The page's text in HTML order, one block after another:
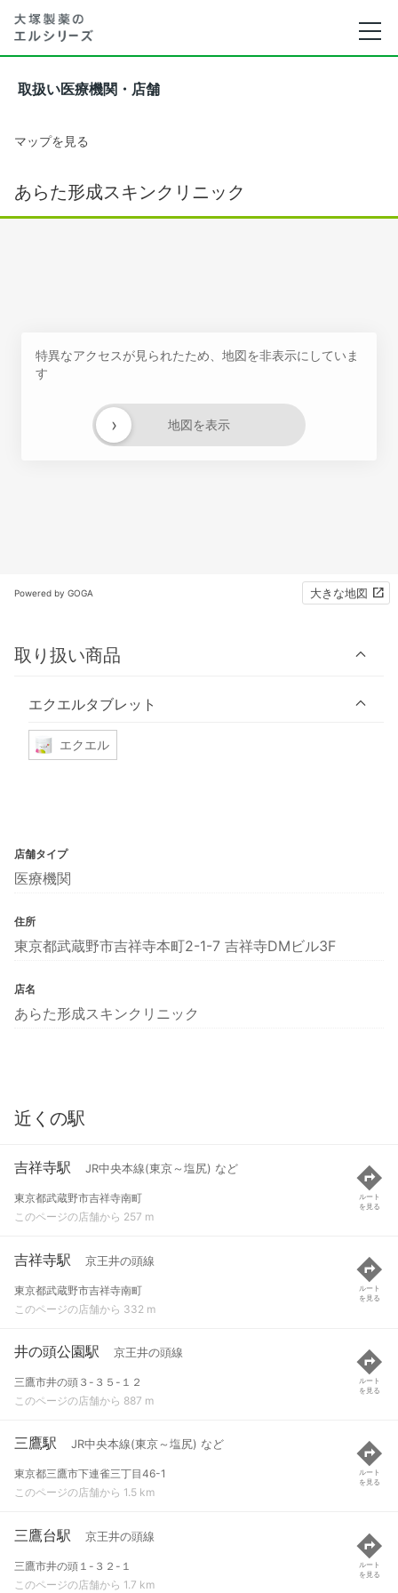
取扱い医療機関・店舗
マップを見る
あらた形成スキンクリニック
特異なアクセスが見られたため、地図を非表示にしていま
す
地図を表示
›
Powered by GOGA 大きな地図
取り扱い商品
エクエルタブレット
エクエル
店舗タイプ
医療機関
住所
東京都武蔵野市吉祥寺本町2-1-7 吉祥寺DMビル3F
店名
あらた形成スキンクリニック
近くの駅
吉祥寺駅 JR中央本線(東京～塩尻) など
東京都武蔵野市吉祥寺南町
このページの店舗から 257 m
ルート
を見る
吉祥寺駅 京王井の頭線
東京都武蔵野市吉祥寺南町
このページの店舗から 332 m
ルート
を見る
井の頭公園駅 京王井の頭線
三鷹市井の頭３-３５-１２
このページの店舗から 887 m
ルート
を見る
三鷹駅 JR中央本線(東京～塩尻) など
東京都三鷹市下連雀三丁目46-1
このページの店舗から 1.5 km
ルート
を見る
三鷹台駅 京王井の頭線
三鷹市井の頭１-３２-１
このページの店舗から 1.7 km
ルート
を見る